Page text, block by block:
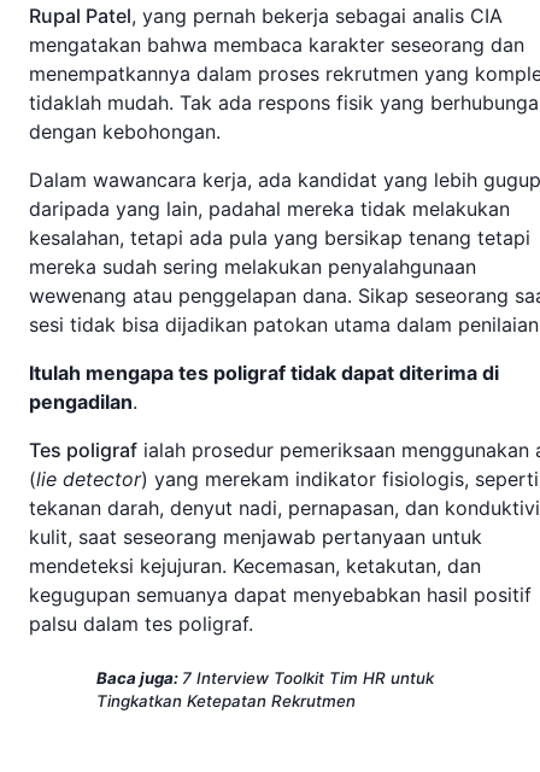
Rupal Patel, yang pernah bekerja sebagai analis CIA
mengatakan bahwa membaca karakter seseorang dan
menempatkannya dalam proses rekrutmen yang
tidaklah mudah. Tak ada respons fisik yang
dengan kebohongan.
Dalam wawancara kerja, ada kandidat yang lebih gugup
daripada yang lain, padahal mereka tidak melakukan
kesalahan, tetapi ada pula yang bersikap tenang tetapi
mereka sudah sering melakukan penyalahgunaan
wewenang atau penggelapan dana. Sikap seseorang
sesi tidak bisa dijadikan patokan utama dalam
Itulah mengapa tes poligraf tidak dapat diterima di
pengadilan.
Tes poligraf ialah prosedur pemeriksaan menggunakan
(lie detector) yang merekam indikator fisiologis, seperti
tekanan darah, denyut nadi, pernapasan, dan
kulit, saat seseorang menjawab pertanyaan untuk
mendeteksi kejujuran. Kecemasan, ketakutan, dan
kegugupan semuanya dapat menyebabkan hasil positif
palsu dalam tes poligraf.
Baca juga: 7 Interview Toolkit Tim HR untuk
Tingkatkan Ketepatan Rekrutmen